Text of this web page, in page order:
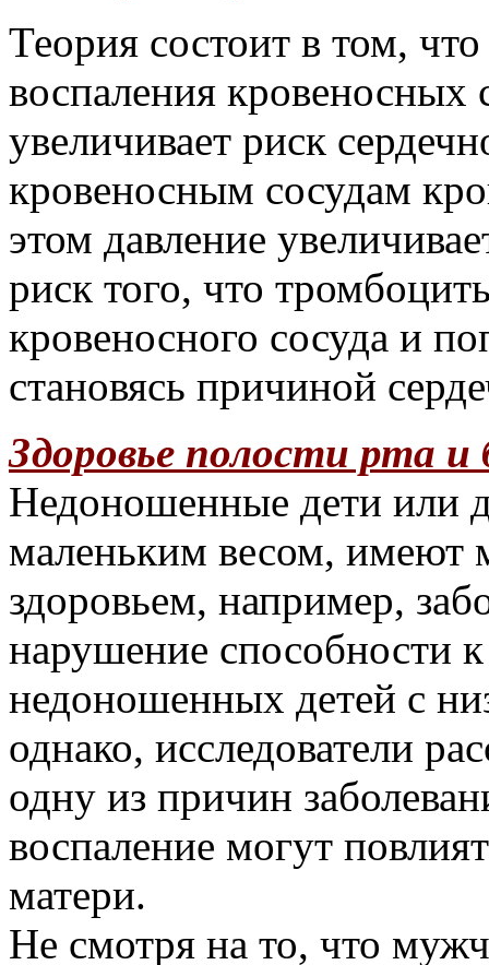
Теория состоит в том,
воспаления кровеносных
увеличивает риск
кровеносным сосудам
этом давление
риск того, что
кровеносного сосуда и
становясь причиной
Здоровье полости рта и
Недоношенные дети или
маленьким весом, имеют
здоровьем, например,
нарушение способности
недоношенных детей с
однако, исследователи
одну из причин
воспаление могут
матери.
Не смотря на то, что